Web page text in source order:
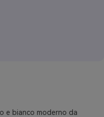
e bianco moderno da